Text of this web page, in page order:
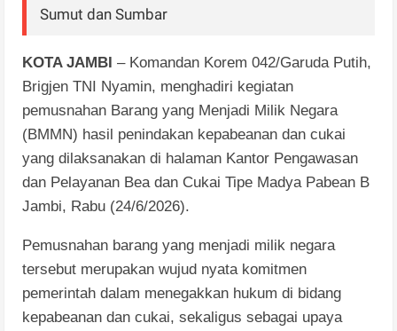
Sumut dan Sumbar
KOTA JAMBI – Komandan Korem 042/Garuda Putih,
Brigjen TNI Nyamin, menghadiri kegiatan
pemusnahan Barang yang Menjadi Milik Negara
(BMMN) hasil penindakan kepabeanan dan cukai
yang dilaksanakan di halaman Kantor Pengawasan
dan Pelayanan Bea dan Cukai Tipe Madya Pabean B
Jambi, Rabu (24/6/2026).
Pemusnahan barang yang menjadi milik negara
tersebut merupakan wujud nyata komitmen
pemerintah dalam menegakkan hukum di bidang
kepabeanan dan cukai, sekaligus sebagai upaya